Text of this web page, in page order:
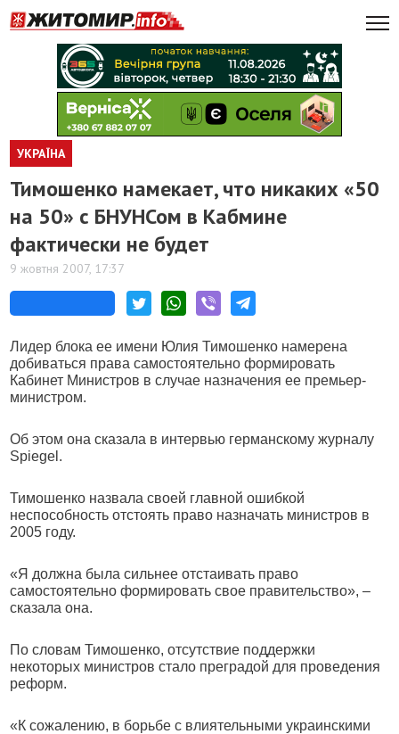
УКРАЇНА
Тимошенко намекает, что никаких «50
на 50» с БНУНСом в Кабмине
фактически не будет
9 жовтня 2007, 17:37
Лидер блока ее имени Юлия Тимошенко намерена
добиваться права самостоятельно формировать
Кабинет Министров в случае назначения ее премьер-
министром.
Об этом она сказала в интервью германскому журналу
Spiegel.
Тимошенко назвала своей главной ошибкой
неспособность отстоять право назначать министров в
2005 году.
«Я должна была сильнее отстаивать право
самостоятельно формировать свое правительство», –
сказала она.
По словам Тимошенко, отсутствие поддержки
некоторых министров стало преградой для проведения
реформ.
«К сожалению, в борьбе с влиятельными украинскими